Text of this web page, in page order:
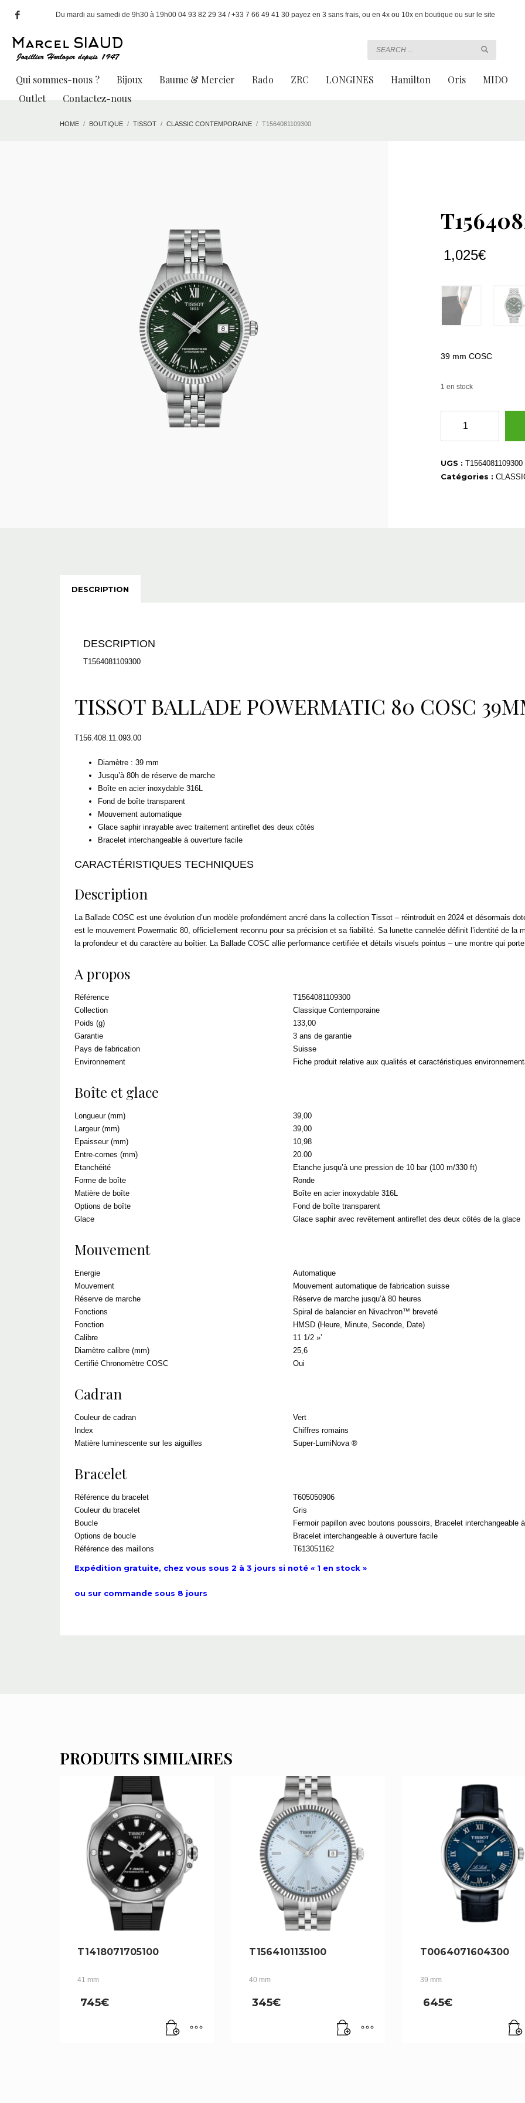
Du mardi au samedi de 9h30 à 19h00 04 93 82 29 34 / +33 7 66 49 41 30 payez en 3 sans frais, ou en 4x ou 10x en boutique ou sur le site
Qui sommes-nous ? Bijoux Baume & Mercier Rado ZRC LONGINES Hamilton Oris
MIDO
Outlet
Contactez-nous
HOME BOUTIQUE TISSOT CLASSIC CONTEMPORAINE T1564081109300
1,025€
39 mm COSC
1 en stock
T1564081109300
UGS : T1564081109300
Catégories :
DESCRIPTION
DESCRIPTION
T1564081109300
TISSOT BALLADE POWERMATIC 80 COSC
T156.408.11.093.00
Diamètre : 39 mm
Jusqu’à 80h de réserve de marche
Boîte en acier inoxydable 316L
Fond de boîte transparent
Mouvement automatique
Glace saphir inrayable avec traitement antireflet des deux côtés
Bracelet interchangeable à ouverture facile
CARACTÉRISTIQUES TECHNIQUES
Description
La Ballade COSC est une évolution d’un modèle profondément ancré dans la collection Tissot – réintroduit en 2024 et désormais
est le mouvement Powermatic 80, officiellement reconnu pour sa précision et sa fiabilité. Sa lunette cannelée définit l’identité de la
la profondeur et du caractère au boîtier. La Ballade COSC allie performance certifiée et détails visuels pointus – une montre qui
A propos
Référence
T1564081109300
Collection
Classique Contemporaine
Poids (g)
133,00
Garantie
3 ans de garantie
Pays de fabrication
Suisse
Environnement
Fiche produit relative aux qualités et caractéristiques
Boîte et glace
Longueur (mm)
39,00
Largeur (mm)
39,00
Epaisseur (mm)
10,98
Entre-cornes (mm)
20.00
Etanchéité
Etanche jusqu’à une pression de 10 bar (100 m/330 ft)
Forme de boîte
Ronde
Matière de boîte
Boîte en acier inoxydable 316L
Options de boîte
Fond de boîte transparent
Glace
Glace saphir avec revêtement antireflet des deux côtés de la glace
Mouvement
Energie
Automatique
Mouvement
Mouvement automatique de fabrication suisse
Réserve de marche
Réserve de marche jusqu’à 80 heures
Fonctions
Spiral de balancier en Nivachron™ breveté
Fonction
HMSD (Heure, Minute, Seconde, Date)
Calibre
11 1/2 »’
Diamètre calibre (mm)
25,6
Certifié Chronomètre COSC
Oui
Cadran
Couleur de cadran
Vert
Index
Chiffres romains
Matière luminescente sur les aiguilles
Super-LumiNova ®
Bracelet
Référence du bracelet
T605050906
Couleur du bracelet
Gris
Boucle
Fermoir papillon avec boutons poussoirs, Bracelet interchangeable
Options de boucle
Bracelet interchangeable à ouverture facile
Référence des maillons
T613051162
Expédition gratuite, chez vous sous 2 à 3 jours si noté « 1 en stock »
ou sur commande sous 8 jours
PRODUITS SIMILAIRES
T1418071705100
41 mm
745€
T1564101135100
40 mm
345€
T0064071604300
39 mm
645€